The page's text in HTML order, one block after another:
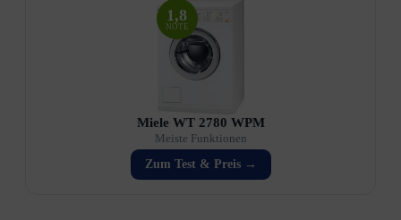
1,8
NOTE
Miele WT 2780 WPM
Meiste Funktionen
Zum Test & Preis →